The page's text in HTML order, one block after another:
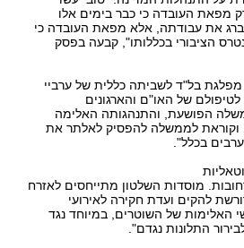
מפאת העובדה כי כבר בימים אלו
את עבודתה, אלא מפאת העובדה כי
הציבורי בכללותו", קבעה בפסק
בל"ד לשביתה כללית של ערביי
של האו"ם והארגונים
הפושעת, והתנהגותה האלימה
וקוראת לממשלה להפסיק לאלתר את
בכלל".
מוסדות השלטון מתייחסים לאזרח
להקים ועדת חקירה לאירועי
של השוטרים, במיוחד נגד
התלונות נגדם".